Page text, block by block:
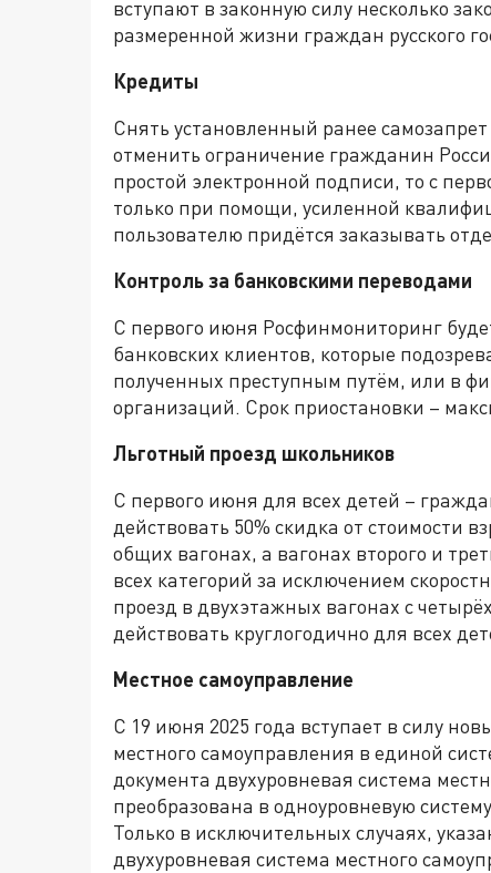
вступают в законную силу несколько
размеренной жизни граждан русского
Кредиты
Снять установленный ранее
отменить ограничение гражданин
простой электронной подписи, то с
только при помощи, усиленной
пользователю придётся заказывать
Контроль за банковскими переводами
С первого июня Росфинмониторинг
банковских клиентов, которые
полученных преступным путём, или в
организаций. Срок приостановки –
Льготный проезд школьников
С первого июня для всех детей –
действовать 50% скидка от стоимости
общих вагонах, а вагонах второго и
всех категорий за исключением
проезд в двухэтажных вагонах с
действовать круглогодично для всех
Местное самоуправление
С 19 июня 2025 года вступает в силу
местного самоуправления в единой
документа двухуровневая система
преобразована в одноуровневую
Только в исключительных случаях,
двухуровневая система местного